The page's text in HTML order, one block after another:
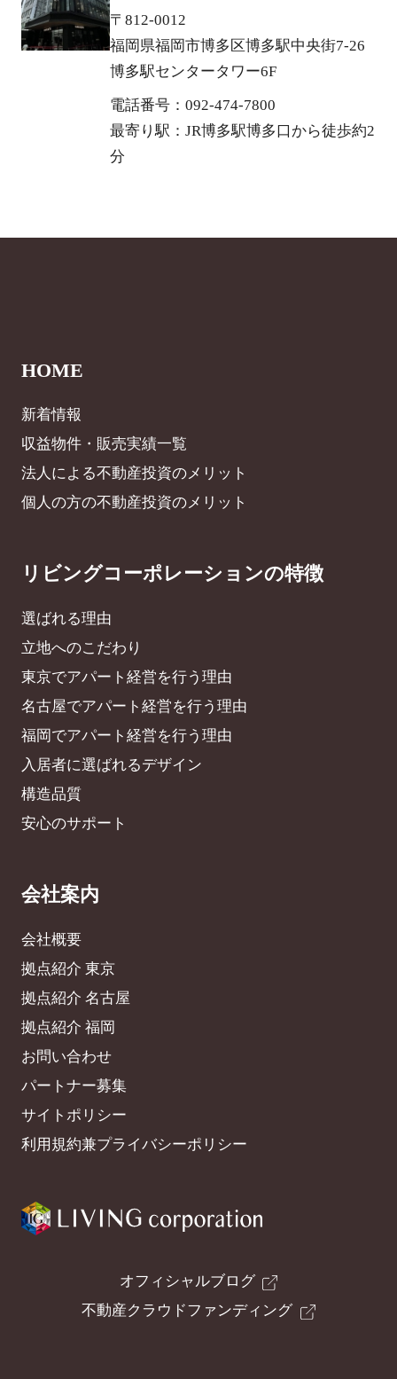
〒812-0012
福岡県福岡市博多区博多駅中央街7-26
博多駅センタータワー6F
電話番号：092-474-7800
最寄り駅：JR博多駅博多口から徒歩約2
分
HOME
新着情報
収益物件・販売実績一覧
法人による不動産投資のメリット
個人の方の不動産投資のメリット
リビングコーポレーションの特徴
選ばれる理由
立地へのこだわり
東京でアパート経営を行う理由
名古屋でアパート経営を行う理由
福岡でアパート経営を行う理由
入居者に選ばれるデザイン
構造品質
安心のサポート
会社案内
会社概要
拠点紹介 東京
拠点紹介 名古屋
拠点紹介 福岡
お問い合わせ
パートナー募集
サイトポリシー
利用規約兼プライバシーポリシー
オフィシャルブログ
不動産クラウドファンディング